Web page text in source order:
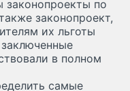
законопроекты по
законопроект,
их льготы
в полном
самые